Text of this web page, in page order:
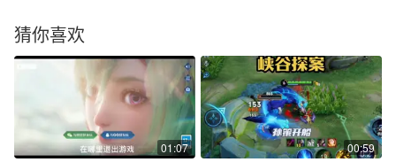
猜你喜欢
01:07 00:59